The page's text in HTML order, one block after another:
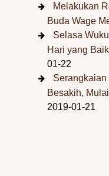
Melakukan
Buda Wage
Selasa
Hari yang
01-22
Serangkaian
Besakih,
2019-01-21